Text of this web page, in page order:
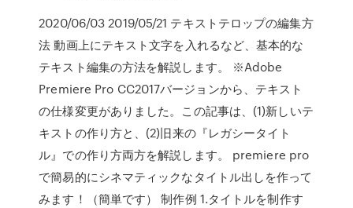
2020/06/03 2019/05/21 テキストテロップの編集方
法 動画上にテキスト文字を入れるなど、基本的な
テキスト編集の方法を解説します。 ※Adobe
Premiere Pro CC2017バージョンから、テキスト
の仕様変更がありました。この記事は、(1)新しいテ
キストの作り方と、(2)旧来の『レガシータイト
ル』での作り方両方を解説します。 premiere pro
で簡易的にシネマティックなタイトル出しを作って
みます！（簡単です） 制作例 1.タイトルを制作す